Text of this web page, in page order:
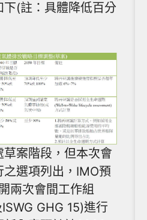
(註：具體降低百分
草案階段，但本次會
選項列出，IMO預
兩次會間工作組
GHG 15)進行